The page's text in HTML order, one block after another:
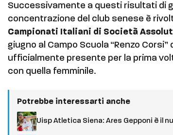
Successivamente a questi risultati di
concentrazione del club senese è
Campionati Italiani di Società
giugno al Campo Scuola “Renzo
ufficialmente presente per la prima
con quella femminile.
Potrebbe interessarti anche
Uisp Atletica Siena: Ares Gepponi è il